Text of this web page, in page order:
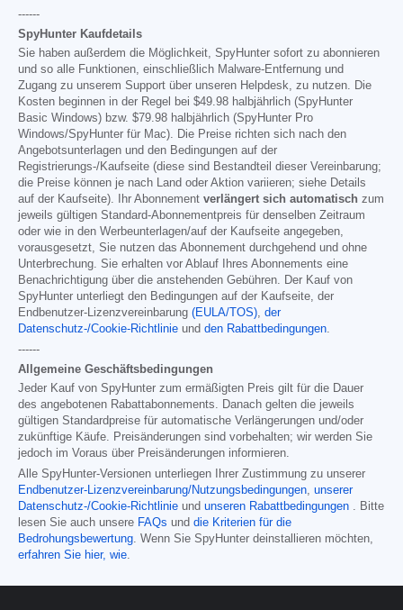
------
SpyHunter Kaufdetails
Sie haben außerdem die Möglichkeit, SpyHunter sofort zu abonnieren
und so alle Funktionen, einschließlich Malware-Entfernung und
Zugang zu unserem Support über unseren Helpdesk, zu nutzen. Die
Kosten beginnen in der Regel bei $49.98 halbjährlich (SpyHunter
Basic Windows) bzw. $79.98 halbjährlich (SpyHunter Pro
Windows/SpyHunter für Mac). Die Preise richten sich nach den
Angebotsunterlagen und den Bedingungen auf der
Registrierungs-/Kaufseite (diese sind Bestandteil dieser Vereinbarung;
die Preise können je nach Land oder Aktion variieren; siehe Details
auf der Kaufseite). Ihr Abonnement verlängert sich automatisch zum
jeweils gültigen Standard-Abonnementpreis für denselben Zeitraum
oder wie in den Werbeunterlagen/auf der Kaufseite angegeben,
vorausgesetzt, Sie nutzen das Abonnement durchgehend und ohne
Unterbrechung. Sie erhalten vor Ablauf Ihres Abonnements eine
Benachrichtigung über die anstehenden Gebühren. Der Kauf von
SpyHunter unterliegt den Bedingungen auf der Kaufseite, der
Endbenutzer-Lizenzvereinbarung (EULA/TOS), der
Datenschutz-/Cookie-Richtlinie und den Rabattbedingungen.
------
Allgemeine Geschäftsbedingungen
Jeder Kauf von SpyHunter zum ermäßigten Preis gilt für die Dauer
des angebotenen Rabattabonnements. Danach gelten die jeweils
gültigen Standardpreise für automatische Verlängerungen und/oder
zukünftige Käufe. Preisänderungen sind vorbehalten; wir werden Sie
jedoch im Voraus über Preisänderungen informieren.
Alle SpyHunter-Versionen unterliegen Ihrer Zustimmung zu unserer
Endbenutzer-Lizenzvereinbarung/Nutzungsbedingungen, unserer
Datenschutz-/Cookie-Richtlinie und unseren Rabattbedingungen . Bitte
lesen Sie auch unsere FAQs und die Kriterien für die
Bedrohungsbewertung. Wenn Sie SpyHunter deinstallieren möchten,
erfahren Sie hier, wie.